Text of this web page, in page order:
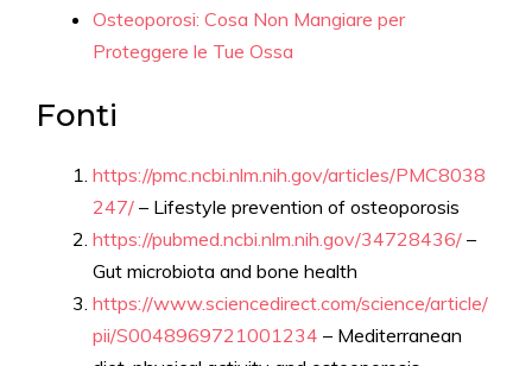
Osteoporosi: Cosa Non Mangiare per
Proteggere le Tue Ossa
Fonti
https://pmc.ncbi.nlm.nih.gov/articles/PMC8038
247/ – Lifestyle prevention of osteoporosis
https://pubmed.ncbi.nlm.nih.gov/34728436/ –
Gut microbiota and bone health
https://www.sciencedirect.com/science/article/
pii/S0048969721001234 – Mediterranean